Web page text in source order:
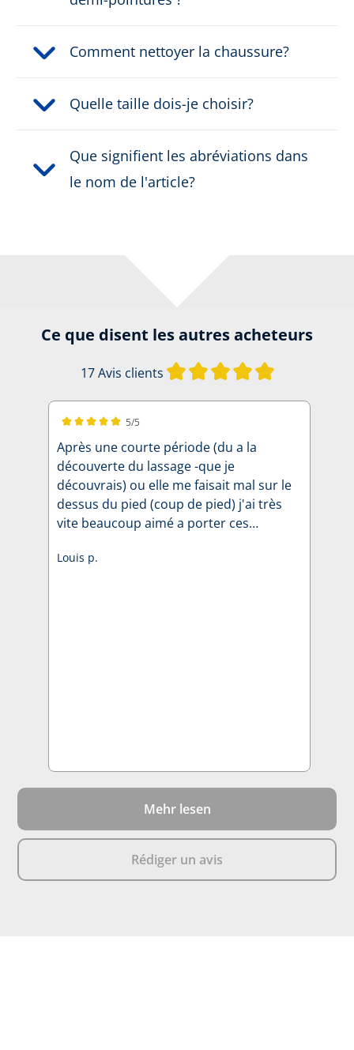
Comment nettoyer la chaussure?
Quelle taille dois-je choisir?
Que signifient les abréviations dans
le nom de l'article?
Ce que disent les autres acheteurs
17 Avis clients Note
5/5
Après une courte période (du a la
découverte du lassage -que je
découvrais) ou elle me faisait mal sur le
dessus du pied (coup de pied) j'ai très
vite beaucoup aimé a porter ces
recevoir des félicitations ,sur la beauté
Louis p.
Mehr lesen
Rédiger un avis